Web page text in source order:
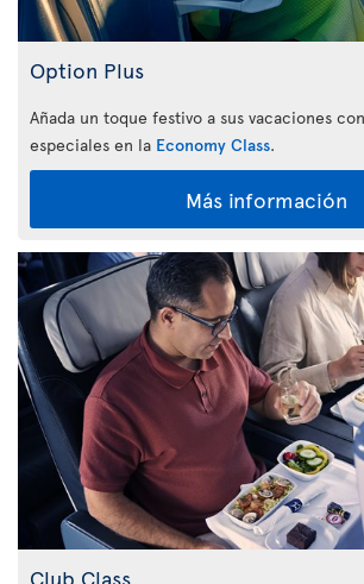
Option Plus
Añada un toque festivo a sus vacaciones
especiales en la Economy Class.
Más información
Club Class